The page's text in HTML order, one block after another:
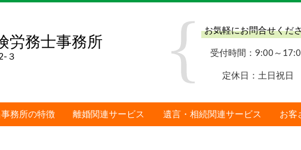
労務士事務所
３
お気軽にお問合せくだ
受付時間：9:00～
定休日：土日祝日
務所の特徴 離婚関連サービス 遺言・相続関連サービス お客